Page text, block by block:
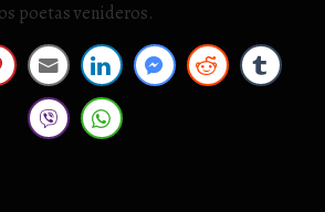
poetas venideros.